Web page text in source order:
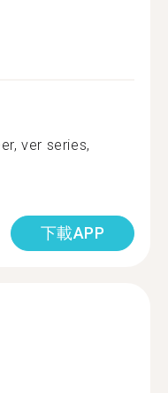
ver series,
下載APP